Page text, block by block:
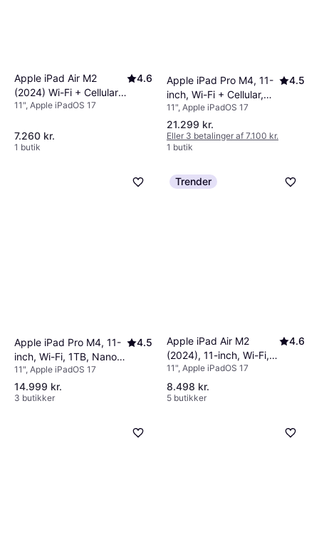
Apple iPad Air M2
(2024) Wi-Fi + Cellular
256GB 11" Starlight
4.6
11", Apple iPadOS 17
7.260 kr.
1 butik
Apple iPad Pro M4, 11-
inch, Wi-Fi + Cellular,
2TB, Standard Glass
4.5
11", Apple iPadOS 17
21.299 kr.
Eller 3 betalinger af 7.100 kr.
1 butik
Apple iPad Pro M4, 11-
inch, Wi-Fi, 1TB, Nano-
Texture Glass Silver
4.5
11", Apple iPadOS 17
14.999 kr.
3 butikker
Trender
Apple iPad Air M2
(2024), 11-inch, Wi-Fi,
512GB
4.6
11", Apple iPadOS 17
8.498 kr.
5 butikker